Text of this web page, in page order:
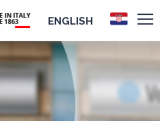
ENGLISH